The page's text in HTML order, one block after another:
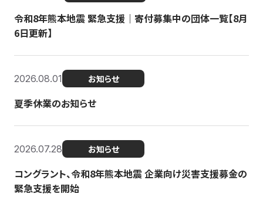
令和8年熊本地震 緊急支援｜寄付募集中の団体一覧【8月
6日更新】
2026.08.01 お知らせ
夏季休業のお知らせ
2026.07.28 お知らせ
コングラント、令和8年熊本地震 企業向け災害支援募金の
緊急支援を開始